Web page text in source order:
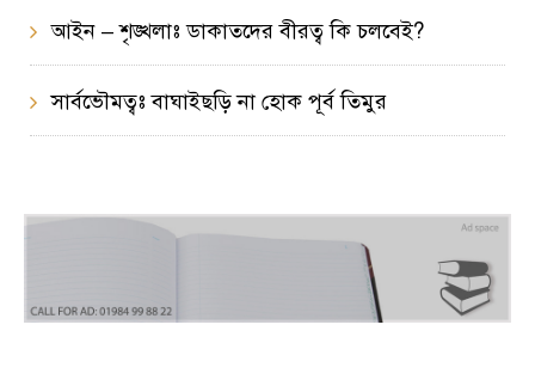
আইন – শৃঙ্খলাঃ ডাকাতদের বীরত্ব কি চলবেই?
সার্বভৌমত্বঃ বাঘাইছড়ি না হোক পূর্ব তিমুর